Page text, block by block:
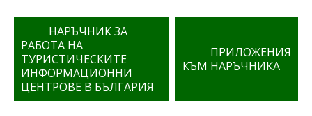
НАРЪЧНИК ЗА
РАБОТА НА
ТУРИСТИЧЕСКИТЕ
ИНФОРМАЦИОННИ
ЦЕНТРОВЕ В БЪЛГАРИЯ
ПРИЛОЖЕНИЯ
КЪМ НАРЪЧНИКА